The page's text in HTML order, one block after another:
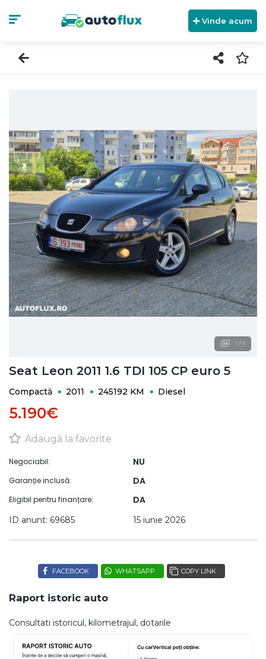
Vinde acum
1/9
Seat Leon 2011 1.6 TDI 105 CP euro 5
Compactă 2011 245192 KM Diesel
5.190€
Adaugă la favorite
Negociabil: NU
Garanție inclusă: DA
Eligibil pentru finanțare: DA
ID anunt: 69685 15 iunie 2026
FACEBOOK WHATSAPP COPY LINK
Raport istoric auto
Consultati istoricul, kilometrajul, dotarile